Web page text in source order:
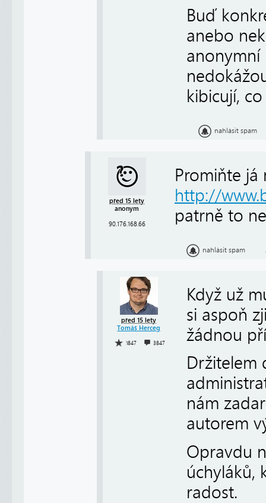
Buď
anebo
anonymní
kibicují,
nahlásit spam
před 15 lety
anonym
90.176.168.66
Promiňte já
http://
patrně to
nahlásit spam
před 15 lety
Tomáš Herceg
1847 3847
Když už
si aspoň
žádnou
Držitelem
nám
autorem
Opravdu
úchyláků,
radost.